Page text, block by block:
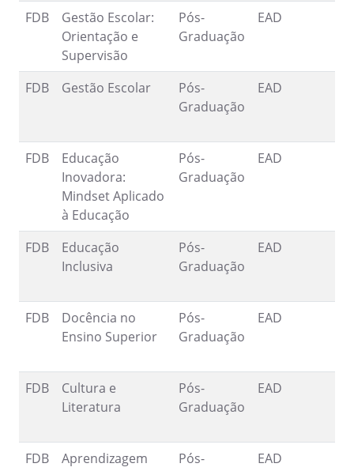
FDB
Gestão Escolar:
Orientação e
Supervisão
Pós-
Graduação
EAD
FDB Gestão Escolar
Pós-
Graduação
EAD
FDB
Educação
Inovadora:
Mindset Aplicado
à Educação
Pós-
Graduação
EAD
FDB
Educação
Inclusiva
Pós-
Graduação
EAD
FDB
Docência no
Ensino Superior
Pós-
Graduação
EAD
FDB
Cultura e
Literatura
Pós-
Graduação
EAD
FDB
Aprendizagem
Pós-
EAD